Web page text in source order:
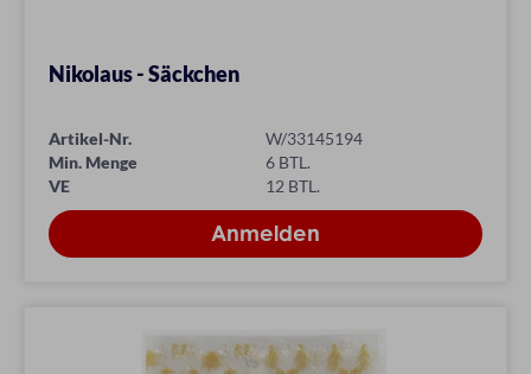
Nikolaus - Säckchen
Artikel-Nr.
W/33145194
Min. Menge
6 BTL.
VE
12 BTL.